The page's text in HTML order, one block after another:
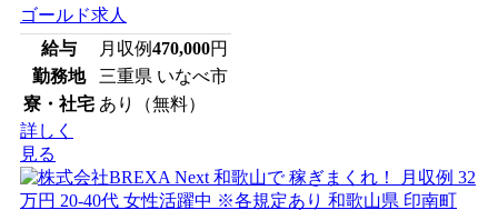
ゴールド求人
給与
月収例470,000円
勤務地
三重県 いなべ市
寮・社宅 あり（無料）
詳しく
見る